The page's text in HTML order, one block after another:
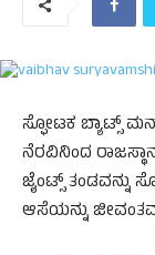
ಸ್ಫೋಟಕ ಬ್ಯಾಟ್ಸ್‌
ನೆರವಿನಿಂದ
ಜೈಂಟ್ಸ್‌
ಆಸೆಯನ್ನು